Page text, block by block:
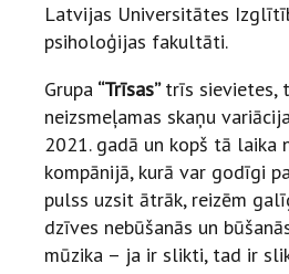
Latvijas Universitātes
psiholoģijas fakultāti.
Grupa “Trīsas”trīs sievietes,
neizsmeļamas skaņu
2021. gadā un kopš tā laika
kompānijā, kurā var godīgi
pulss uzsit ātrāk, reizēm
dzīves nebūšanās un
mūzika – ja ir slikti, tad ir